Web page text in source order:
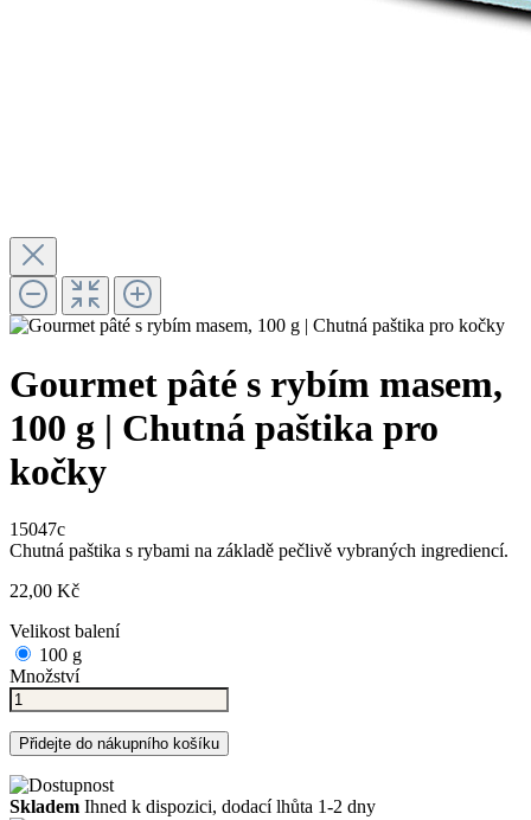
Gourmet pâté s rybím masem,
100 g | Chutná paštika pro
kočky
15047c
Chutná paštika s rybami na základě pečlivě vybraných ingrediencí.
22,00 Kč
Velikost balení
100 g
Množství
Přidejte do nákupního košíku
Skladem Ihned k dispozici, dodací lhůta 1-2 dny